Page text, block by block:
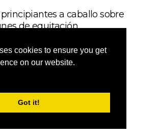
cookies to ensure you get
on our website.
Got it!
a caballo sobre
de equitación
saber sobre la
en perros